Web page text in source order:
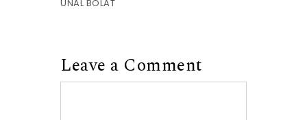
ÜNAL BOLAT
Leave a Comment